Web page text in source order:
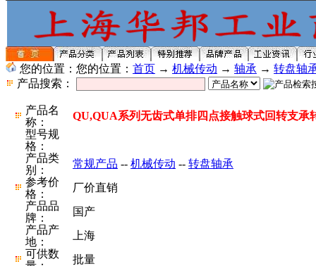
您的位置：您的位置： 首页 → 机械传动 → 轴承 → 转盘轴
产品搜索：
产品名
称：
QU,QUA系列无齿式单排四点接触球式回转支承
型号规
格：
产品类
别：
常规产品 -- 机械传动 -- 转盘轴承
参考价
格：
厂价直销
产品品
牌：
国产
产品产
地：
上海
可供数
批量